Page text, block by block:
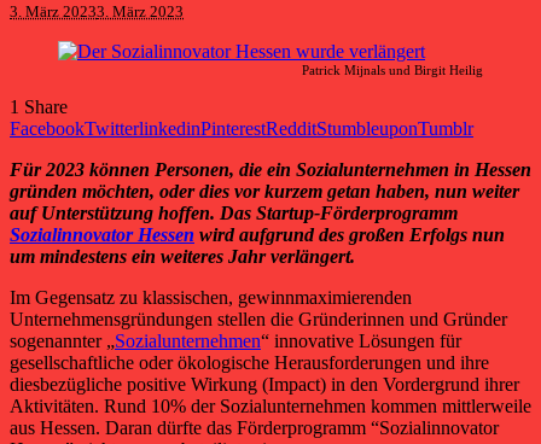
3. März 20233. März 2023
Patrick Mijnals und Birgit Heilig
1 Share
FacebookTwitterlinkedinPinterestRedditStumbleuponTumblr
Für 2023 können Personen, die ein Sozialunternehmen in Hessen
gründen möchten, oder dies vor kurzem getan haben, nun weiter
auf Unterstützung hoffen. Das Startup-Förderprogramm
Sozialinnovator Hessen wird aufgrund des großen Erfolgs nun
um mindestens ein weiteres Jahr verlängert.
Im Gegensatz zu klassischen, gewinnmaximierenden
Unternehmensgründungen stellen die Gründerinnen und Gründer
sogenannter „Sozialunternehmen“ innovative Lösungen für
gesellschaftliche oder ökologische Herausforderungen und ihre
diesbezügliche positive Wirkung (Impact) in den Vordergrund ihrer
Aktivitäten. Rund 10% der Sozialunternehmen kommen mittlerweile
aus Hessen. Daran dürfte das Förderprogramm “Sozialinnovator